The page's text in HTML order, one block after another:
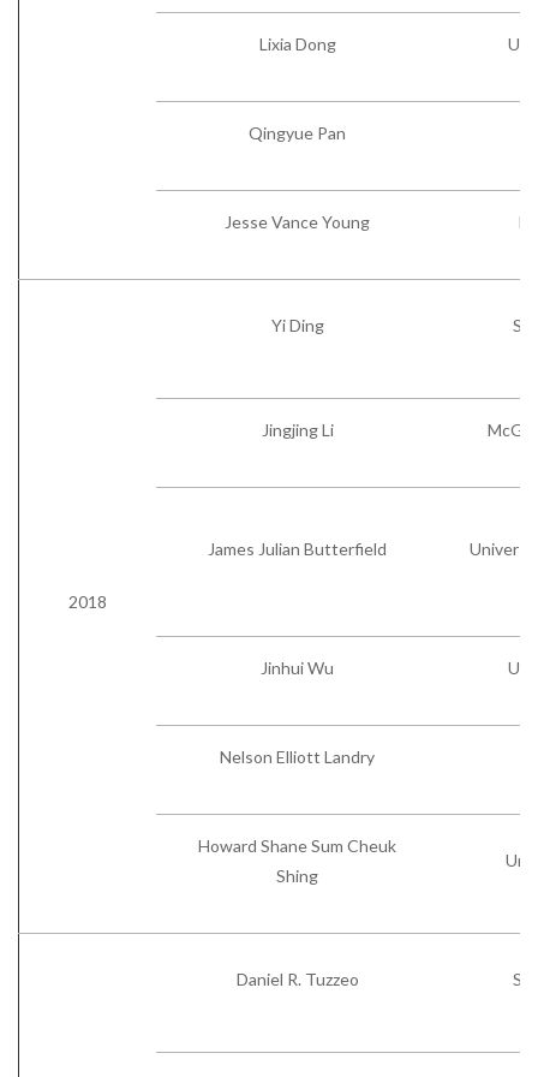
Lixia Dong
Qingyue Pan
Jesse Vance Young
2018
Yi Ding
Jingjing Li McGill
James Julian Butterfield
Jinhui Wu
Nelson Elliott Landry
Howard Shane Sum Cheuk
Shing
Daniel R. Tuzzeo